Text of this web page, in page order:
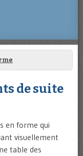
de suite
en forme qui
visuellement
table des